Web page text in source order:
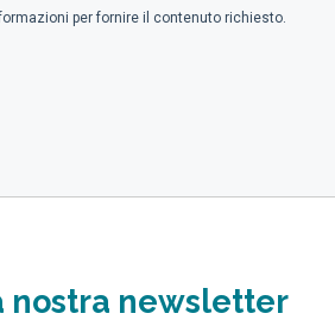
nostra newsletter